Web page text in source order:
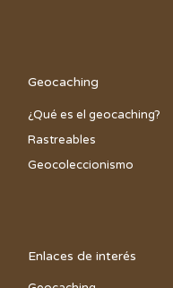
Geocaching
¿Qué es el geocaching?
Rastreables
Geocoleccionismo
Enlaces de interés